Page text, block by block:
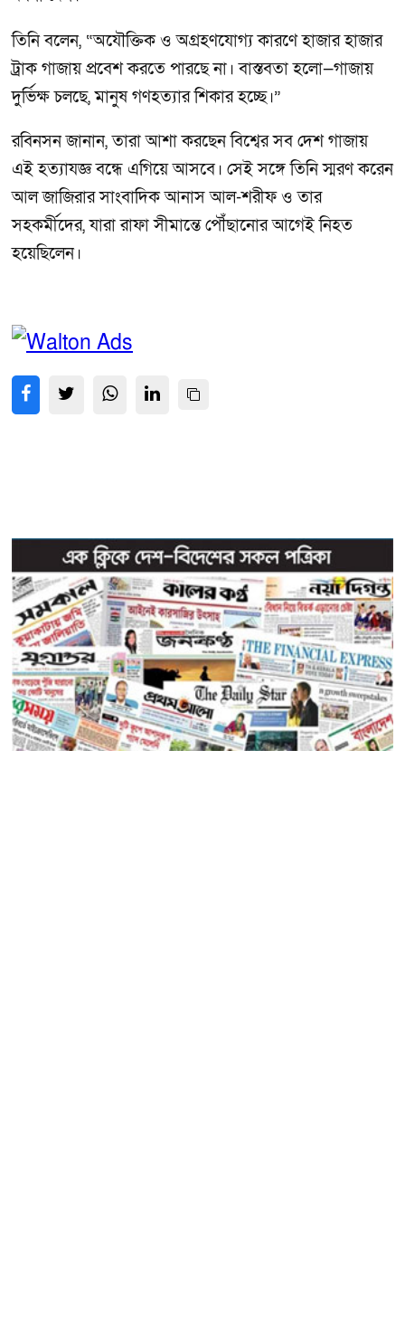
তিনি বলেন, “অযৌক্তিক ও অগ্রহণযোগ্য কারণে হাজার হাজার
ট্রাক গাজায় প্রবেশ করতে পারছে না। বাস্তবতা হলো—গাজায়
দুর্ভিক্ষ চলছে, মানুষ গণহত্যার শিকার হচ্ছে।”
রবিনসন জানান, তারা আশা করছেন বিশ্বের সব দেশ গাজায়
এই হত্যাযজ্ঞ বন্ধে এগিয়ে আসবে। সেই সঙ্গে তিনি স্মরণ করেন
আল জাজিরার সাংবাদিক আনাস আল-শরীফ ও তার
সহকর্মীদের, যারা রাফা সীমান্তে পৌঁছানোর আগেই নিহত
হয়েছিলেন।